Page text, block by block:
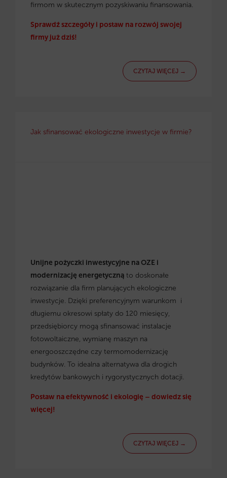
firmom w skutecznym pozyskiwaniu finansowania.
Sprawdź szczegóły i postaw na rozwój swojej
firmy już dziś!
CZYTAJ WIĘCEJ →
Jak sfinansować ekologiczne inwestycje w firmie?
Unijne pożyczki inwestycyjne na OZE i
modernizację energetyczną to doskonałe
rozwiązanie dla firm planujących ekologiczne
inwestycje. Dzięki preferencyjnym warunkom i
długiemu okresowi spłaty do 120 miesięcy,
przedsiębiorcy mogą sfinansować instalacje
fotowoltaiczne, wymianę maszyn na
energooszczędne czy termomodernizację
budynków. To idealna alternatywa dla drogich
kredytów bankowych i rygorystycznych dotacji.
Postaw na efektywność i ekologię – dowiedz się
więcej!
CZYTAJ WIĘCEJ →